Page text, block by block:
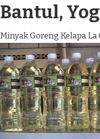
Bantul,
Minyak Goreng Kelapa La